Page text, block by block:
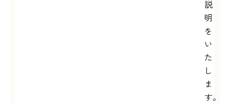
説
明
を
い
た
し
ま
す。